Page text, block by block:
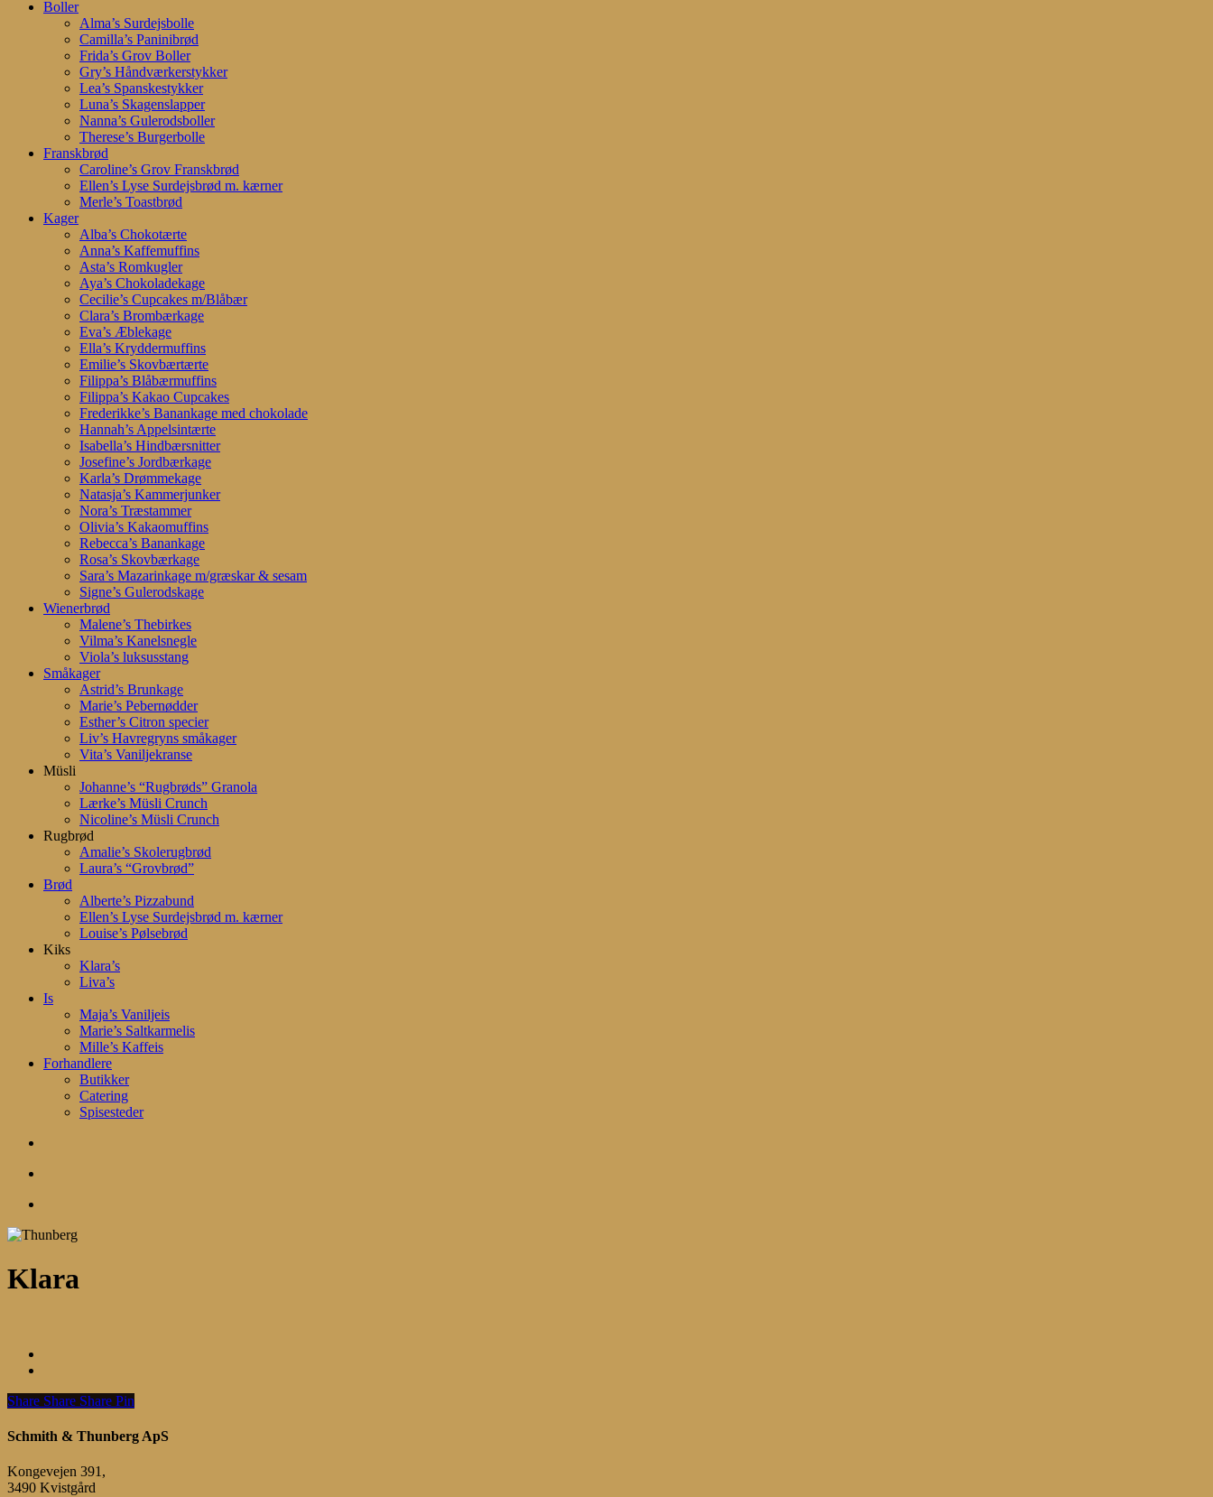
search
account
Menu
Boller
Alma’s Surdejsbolle
Camilla’s Paninibrød
Frida’s Grov Boller
Gry’s Håndværkerstykker
Lea’s Spanskestykker
Luna’s Skagenslapper
Nanna’s Gulerodsboller
Therese’s Burgerbolle
Franskbrød
Caroline’s Grov Franskbrød
Ellen’s Lyse Surdejsbrød m. kærner
Merle’s Toastbrød
Kager
Alba’s Chokotærte
Anna’s Kaffemuffins
Asta’s Romkugler
Aya’s Chokoladekage
Cecilie’s Cupcakes m/Blåbær
Clara’s Brombærkage
Eva’s Æblekage
Ella’s Kryddermuffins
Emilie’s Skovbærtærte
Filippa’s Blåbærmuffins
Filippa’s Kakao Cupcakes
Frederikke’s Banankage med chokolade
Hannah’s Appelsintærte
Isabella’s Hindbærsnitter
Josefine’s Jordbærkage
Karla’s Drømmekage
Natasja’s Kammerjunker
Nora’s Træstammer
Olivia’s Kakaomuffins
Rebecca’s Banankage
Rosa’s Skovbærkage
Sara’s Mazarinkage m/græskar & sesam
Signe’s Gulerodskage
Wienerbrød
Malene’s Thebirkes
Vilma’s Kanelsnegle
Viola’s luksusstang
Småkager
Astrid’s Brunkage
Marie’s Pebernødder
Esther’s Citron specier
Liv’s Havregryns småkager
Vita’s Vaniljekranse
Müsli
Johanne’s “Rugbrøds” Granola
Lærke’s Müsli Crunch
Nicoline’s Müsli Crunch
Rugbrød
Amalie’s Skolerugbrød
Laura’s “Grovbrød”
Brød
Alberte’s Pizzabund
Ellen’s Lyse Surdejsbrød m. kærner
Louise’s Pølsebrød
Kiks
Klara’s
Liva’s
Is
Maja’s Vaniljeis
Marie’s Saltkarmelis
Mille’s Kaffeis
Forhandlere
Butikker
Catering
Spisesteder
Klara
Share
Share Share Share Pin
Schmith & Thunberg ApS
Kongevejen 391,
3490 Kvistgård